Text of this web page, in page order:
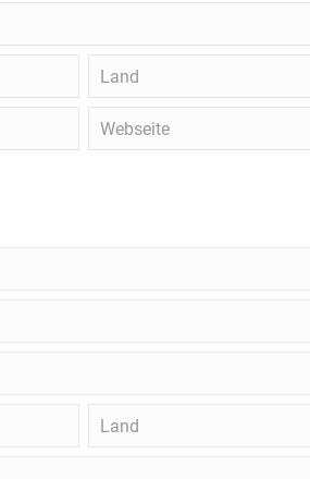
Land
Webseite
Land